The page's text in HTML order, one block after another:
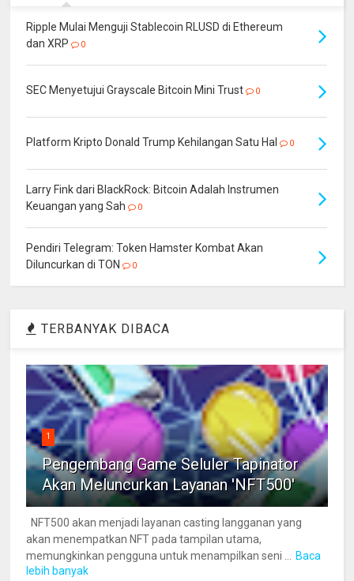
Ripple Mulai Menguji Stablecoin RLUSD di Ethereum
dan XRP
0
SEC Menyetujui Grayscale Bitcoin Mini Trust 0
Platform Kripto Donald Trump Kehilangan Satu Hal 0
Larry Fink dari BlackRock: Bitcoin Adalah Instrumen
Keuangan yang Sah
0
Pendiri Telegram: Token Hamster Kombat Akan
Diluncurkan di TON
0
TERBANYAK DIBACA
1
Pengembang Game Seluler Tapinator
Akan Meluncurkan Layanan 'NFT500'
NFT500 akan menjadi layanan casting langganan yang
akan menempatkan NFT pada tampilan utama,
memungkinkan pengguna untuk menampilkan seni ...
Baca
lebih banyak